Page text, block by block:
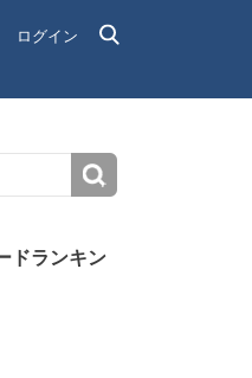
ログイン
ドランキン